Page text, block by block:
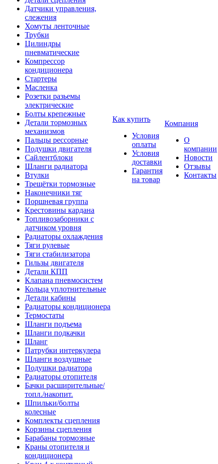
Датчики управления,
слежения
Хомуты ленточные
Трубки
Цилиндры
пневматические
Компрессор
кондиционера
Стартеры
Масленка
Розетки разьемы
электрические
Болты крепежные
Детали тормозных
механизмов
Пальцы рессорные
Подушки двигателя
Сайлентблоки
Шланги радиатора
Втулки
Трещётки тормозные
Наконечники тяг
Поршневая группа
Крестовины кардана
Топливозаборники с
датчиком уровня
Радиаторы охлаждения
Тяги рулевые
Тяги стабилизатора
Гильзы двигателя
Детали КПП
Клапана пневмосистем
Кольца уплотнительные
Детали кабины
Радиаторы кондиционера
Термостаты
Шланги подъема
Шланги подкачки
Шланг
Патрубки интеркулера
Шланги воздушные
Подушки радиатора
Радиаторы отопителя
Бачки расширительные/
топл./накопит.
Шпильки/болты
колесные
Комплекты сцепления
Корзины сцепления
Барабаны тормозные
Краны отопителя и
кондиционера
Как купить
Условия
оплаты
Условия
доставки
Гарантия
на товар
Компания
О
компании
Новости
Отзывы
Контакты